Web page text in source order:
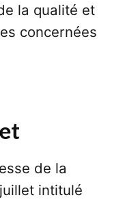
la qualité et
concernées
de la
intitulé